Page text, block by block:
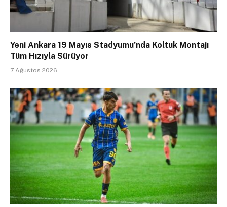
Yeni Ankara 19 Mayıs Stadyumu’nda Koltuk Montajı
Tüm Hızıyla Sürüyor
7 Ağustos 2026